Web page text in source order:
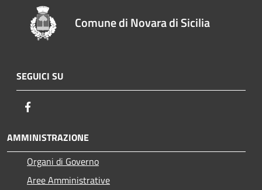
Comune di Novara di Sicilia
SEGUICI SU
AMMINISTRAZIONE
Organi di Governo
Aree Amministrative